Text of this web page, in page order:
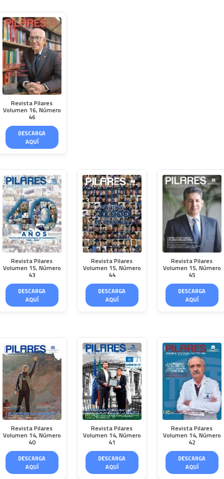
Revista Pilares
Volumen 16, Número
46
DESCARGA
AQUÍ
Revista Pilares
Volumen 15, Número
43
DESCARGA
AQUÍ
Revista Pilares
Volumen 15, Número
44
DESCARGA
AQUÍ
Revista Pilares
Volumen 15, Número
45
DESCARGA
AQUÍ
Revista Pilares
Volumen 14, Número
40
DESCARGA
AQUÍ
Revista Pilares
Volumen 14, Número
41
DESCARGA
AQUÍ
Revista Pilares
Volumen 14, Número
42
DESCARGA
AQUÍ